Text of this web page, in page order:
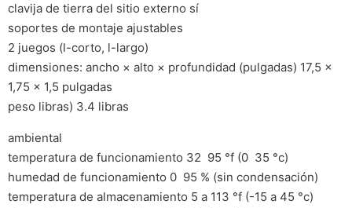
clavija de tierra del sitio externo sí
soportes de montaje ajustables
2 juegos (l-corto, l-largo)
dimensiones: ancho × alto × profundidad (pulgadas) 17,5 ×
1,75 × 1,5 pulgadas
peso libras) 3.4 libras
ambiental
temperatura de funcionamiento 32  95 °f (0  35 °c)
humedad de funcionamiento 0  95 % (sin condensación)
temperatura de almacenamiento 5 a 113 °f (-15 a 45 °c)